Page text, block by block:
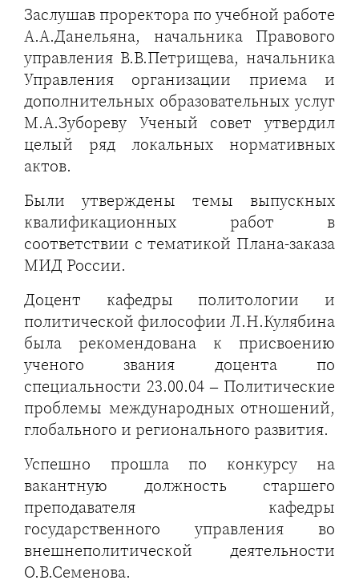
Заслушав проректора по учебной работе
А.А.Данельяна, начальника Правового
управления В.В.Петрищева, начальника
Управления организации приема и
дополнительных образовательных услуг
М.А.Зубореву Ученый совет утвердил
целый ряд локальных нормативных
актов.
Были утверждены темы выпускных
квалификационных работ в
соответствии с тематикой Плана-заказа
МИД России.
Доцент кафедры политологии и
политической философии Л.Н.Кулябина
была рекомендована к присвоению
ученого звания доцента по
специальности 23.00.04 – Политические
проблемы международных отношений,
глобального и регионального развития.
Успешно прошла по конкурсу на
вакантную должность старшего
преподавателя кафедры
государственного управления во
внешнеполитической деятельности
О.В.Семенова.